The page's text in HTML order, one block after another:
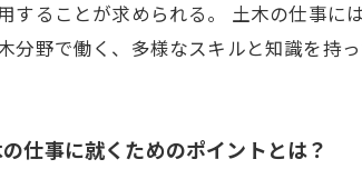
することが求められる。 土木の仕事
分野で働く、多様なスキルと知識を持
仕事に就くためのポイントとは？